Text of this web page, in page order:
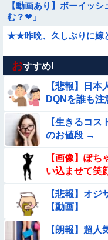
【動画あり】ボーイッ
む？❤」
★★昨晩、久しぶりに嫁
◉★日本の結婚式のこの
【動画】野犬の群れに襲
するｗｗｗｗｗｗｗ
【要審議】４歳娘が描
★★同格のように語られ
のと言えば？
て炎上
★★水着姿を見た彼氏が
てくれた(´；ω；｀)
おすすめ!
【悲報】日本
DQNを誰も注
【生きるコ
のお値段 →
【画像】ぽ
い込ませて笑
【悲報】オ
【動画】
【朗報】超